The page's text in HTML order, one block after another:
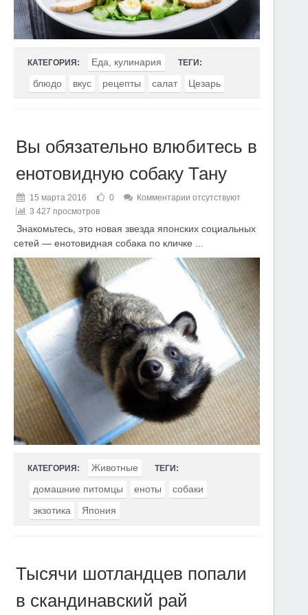
КАТЕГОРИЯ: Еда, кулинария ТЕГИ:
блюдо вкус рецепты салат Цезарь
Вы обязательно влюбитесь в
енотовидную собаку Тану
15 марта 2016 0
Комментарии отсутствуют
3 427 просмотров
Знакомьтесь, это новая звезда японских социальных
сетей — енотовидная собака по кличке ...
КАТЕГОРИЯ: Животные ТЕГИ:
домашние питомцы еноты
собаки
экзотика
Япония
Тысячи шотландцев попали
в скандинавский рай